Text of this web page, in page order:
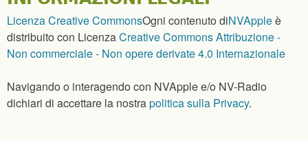
Licenza Creative CommonsOgni contenuto diNVAppleè
distribuito con LicenzaCreative Commons Attribuzione -
Non commerciale - Non opere derivate 4.0 Internazionale
Navigando o interagendo con NVApple e/o NV-Radio
dichiari di accettare la nostrapolitica sulla Privacy.